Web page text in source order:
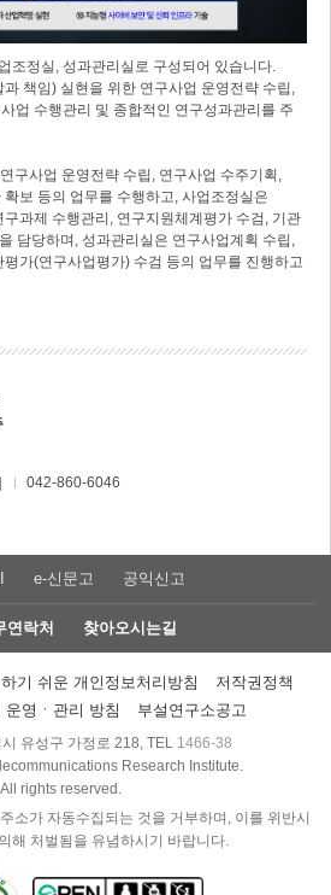
조정실, 성과관리실로 구성되어 있습니다.
책임) 실현을 위한 연구사업 운영전략 수립,
업 수행관리 및 종합적인 연구성과관리를 주
구사업 운영전략 수립, 연구사업 수주기획,
보 등의 업무를 수행하고, 사업조정실은
과제 수행관리, 연구지원체계평가 수검, 기관
담당하며, 성과관리실은 연구사업계획 수립,
가(연구사업평가) 수검 등의 업무를 진행하고
042-860-6046
e-신문고 공익신고
연락처 찾아오시는길
기 쉬운 개인정보처리방침
저작권정책
운영ㆍ관리 방침
부설연구소공고
유성구 가정로 218, TEL 1466-38
Research Institute.
All rights reserved.
소가 자동수집되는 것을 거부하며, 이를 위반시
해 처벌됨을 유념하시기 바랍니다.